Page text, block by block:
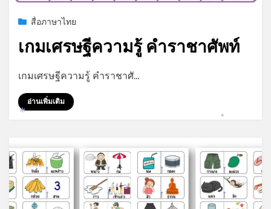
Postedสิงหาคม 6, 2023
สื่อภาษาไทย
เกมเศรษฐีความรู้ คำราชาศัพท์
admin
เกมเศรษฐีความรู้ คำราชาศั…
อ่านเพิ่มเติม